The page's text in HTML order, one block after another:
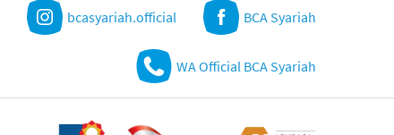
bcasyariah.official BCA Syariah
WA Official BCA Syariah